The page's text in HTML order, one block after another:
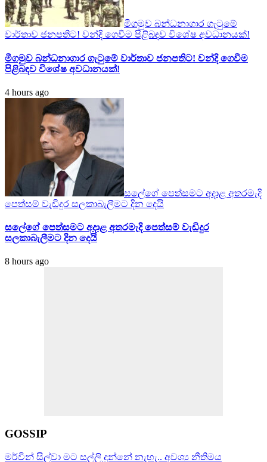
මීගමුව බන්ධනාගාර ගැටුමේ
වාර්තාව ජනපතිට! වන්දි ගෙවීම පිළිබඳව විශේෂ අවධානයක්!
මීගමුව බන්ධනාගාර ගැටුමේ වාර්තාව ජනපතිට! වන්දි ගෙවීම
පිළිබඳව විශේෂ අවධානයක්!
4 hours ago
සලේගේ පෙත්සමට අදාළ අතරමැදි
පෙත්සම් වැඩිදුර සලකාබැලීමට දින දෙයි
සලේගේ පෙත්සමට අදාළ අතරමැදි පෙත්සම් වැඩිදුර
සලකාබැලීමට දින දෙයි
8 hours ago
GOSSIP
මර්වින් සිල්වා මට සල්ලි දුන්නේ නැහැ.. අවශ්‍ය නීතිමය